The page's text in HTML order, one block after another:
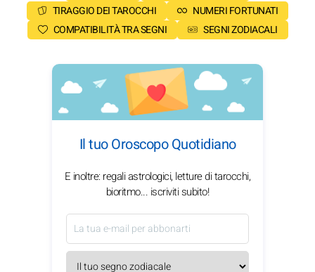
TIRAGGIO DEI TAROCCHI
NUMERI FORTUNATI
COMPATIBILITÀ TRA SEGNI
SEGNI ZODIACALI
Il tuo Oroscopo Quotidiano
E inoltre: regali astrologici, letture di tarocchi,
bioritmo... iscriviti subito!